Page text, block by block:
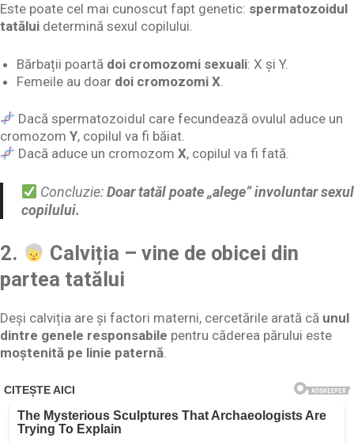
Este poate cel mai cunoscut fapt genetic: spermatozoidul
tatălui determină sexul copilului.
Bărbații poartă doi cromozomi sexuali: X și Y.
Femeile au doar doi cromozomi X
Dacă spermatozoidul care fecundează ovulul aduce un
cromozom Y, copilul va fi băiat.
Dacă aduce un cromozomX, copilul va fi fată.
Concluzie:Doar tatăl poate „alege” involuntar sexul
copilului.
2.
Calviția – vine de obicei din
partea tatălui
Deși calviția are și factori materni, cercetările arată că unul
dintre genele responsabile pentru căderea părului este
moștenită pe linie paternă.